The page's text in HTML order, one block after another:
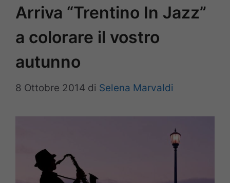
Arriva “Trentino In Jazz”
a colorare il vostro
autunno
8 Ottobre 2014 di Selena Marvaldi